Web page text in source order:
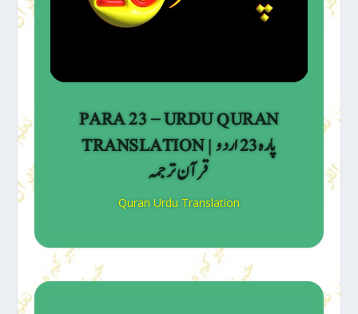
PARA 23 – URDU QURAN
TRANSLATION | پارہ 23 اردو
قرآن ترجمہ
Quran Urdu Translation